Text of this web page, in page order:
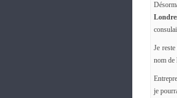
Je
nom de
je